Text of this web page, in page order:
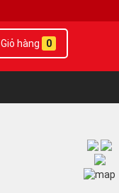
Giỏ hàng 0